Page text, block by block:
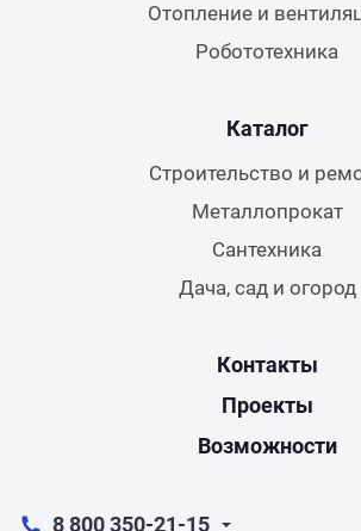
Отопление и
Робототехника
Каталог
Строительство и
Металлопрокат
Сантехника
Дача, сад и огород
Контакты
Проекты
Возможности
8 800 350-21-15